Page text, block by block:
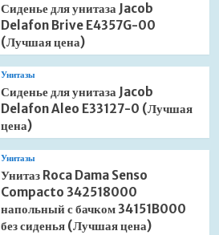
Сиденье для унитаза Jacob
Delafon Brive E4357G-00
(Лучшая цена)
Унитазы
Сиденье для унитаза Jacob
Delafon Aleo E33127-0 (Лучшая
цена)
Унитазы
Унитаз Roca Dama Senso
Compacto 342518000
напольный с бачком 34151B000
без сиденья (Лучшая цена)